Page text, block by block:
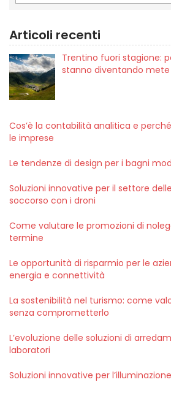
Articoli recenti
Trentino fuori stagione:
stanno diventando mete
Cos’è la contabilità analitica e
le imprese
Le tendenze di design per i bagni
Soluzioni innovative per il settore
soccorso con i droni
Come valutare le promozioni di
termine
Le opportunità di risparmio per le
energia e connettività
La sostenibilità nel turismo: come
senza comprometterlo
L’evoluzione delle soluzioni di
laboratori
Soluzioni innovative per